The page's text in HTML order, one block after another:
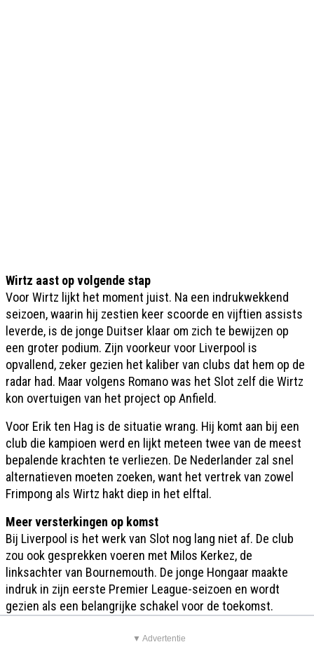
Wirtz aast op volgende stap
Voor Wirtz lijkt het moment juist. Na een indrukwekkend
seizoen, waarin hij zestien keer scoorde en vijftien assists
leverde, is de jonge Duitser klaar om zich te bewijzen op
een groter podium. Zijn voorkeur voor Liverpool is
opvallend, zeker gezien het kaliber van clubs dat hem op de
radar had. Maar volgens Romano was het Slot zelf die Wirtz
kon overtuigen van het project op Anfield.
Voor Erik ten Hag is de situatie wrang. Hij komt aan bij een
club die kampioen werd en lijkt meteen twee van de meest
bepalende krachten te verliezen. De Nederlander zal snel
alternatieven moeten zoeken, want het vertrek van zowel
Frimpong als Wirtz hakt diep in het elftal.
Meer versterkingen op komst
Bij Liverpool is het werk van Slot nog lang niet af. De club
zou ook gesprekken voeren met Milos Kerkez, de
linksachter van Bournemouth. De jonge Hongaar maakte
indruk in zijn eerste Premier League-seizoen en wordt
gezien als een belangrijke schakel voor de toekomst.
▼ Advertentie